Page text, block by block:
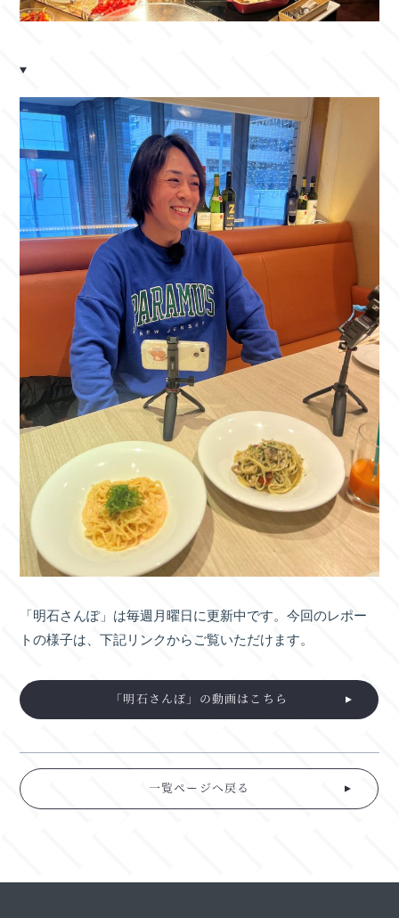
「明石さんぽ」は毎週月曜日に更新中です。今回のレポー
トの様子は、下記リンクからご覧いただけます。
「明石さんぽ」の動画はこちら
一覧ページへ戻る